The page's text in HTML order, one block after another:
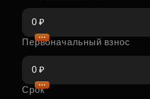
Первоначальный взнос
Срок